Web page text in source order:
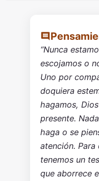
“Nunca
escojamos o
Uno por
doquiera
hagamos,
presente.
haga o se
atención.
tenemos un
que aborrece